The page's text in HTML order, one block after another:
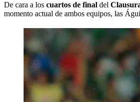
De cara a los cuartos de final del
momento actual de ambos equipos, las